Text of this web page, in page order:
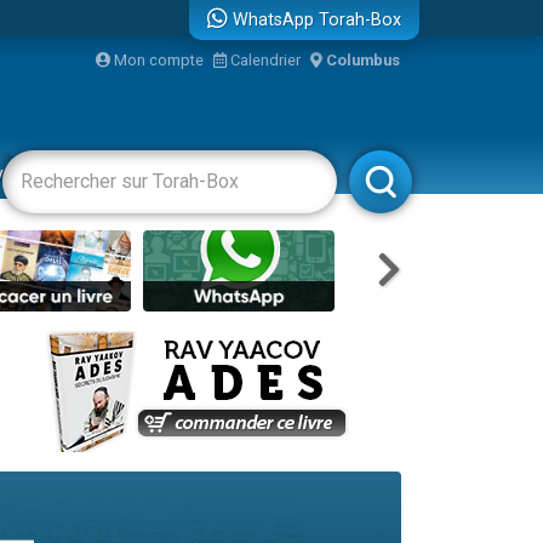
WhatsApp Torah-Box
Mon compte Calendrier Columbus
Livres Rabbanim